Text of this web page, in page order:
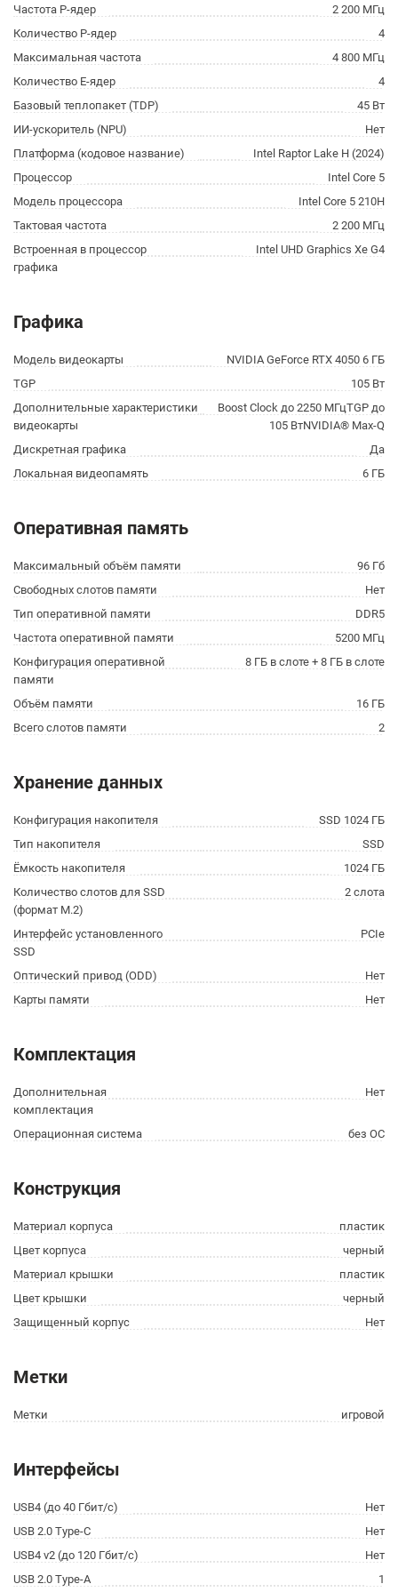
Частота P-ядер
2 200 МГц
Количество P-ядер
4
Максимальная частота
4 800 МГц
Количество E-ядер
4
Базовый теплопакет (TDP)
45 Вт
ИИ-ускоритель (NPU)
Нет
Платформа (кодовое название)
Intel Raptor Lake H (2024)
Процессор
Intel Core 5
Модель процессора
Intel Core 5 210H
Тактовая частота
2 200 МГц
Встроенная в процессор
графика
Intel UHD Graphics Xe G4
Графика
Модель видеокарты
NVIDIA GeForce RTX 4050 6 ГБ
TGP
105 Вт
Дополнительные характеристики
видеокарты
Boost Clock до 2250 МГцTGP до
105 ВтNVIDIA® Max-Q
Дискретная графика
Да
Локальная видеопамять
6 ГБ
Оперативная память
Максимальный объём памяти
96 Гб
Свободных слотов памяти
Нет
Тип оперативной памяти
DDR5
Частота оперативной памяти
5200 МГц
Конфигурация оперативной
памяти
8 ГБ в слоте + 8 ГБ в слоте
Объём памяти
16 ГБ
Всего слотов памяти
2
Хранение данных
Конфигурация накопителя
SSD 1024 ГБ
Тип накопителя
SSD
Ёмкость накопителя
1024 ГБ
Количество слотов для SSD
(формат M.2)
2 слота
Интерфейс установленного
SSD
PCIe
Оптический привод (ODD)
Нет
Карты памяти
Нет
Комплектация
Дополнительная
комплектация
Нет
Операционная система без ОС
Конструкция
Материал корпуса
пластик
Цвет корпуса
черный
Материал крышки
пластик
Цвет крышки
черный
Защищенный корпус
Нет
Метки
Метки игровой
Интерфейсы
USB4 (до 40 Гбит/с)
Нет
USB 2.0 Type-C
Нет
USB4 v2 (до 120 Гбит/с)
Нет
USB 2.0 Type-A
1